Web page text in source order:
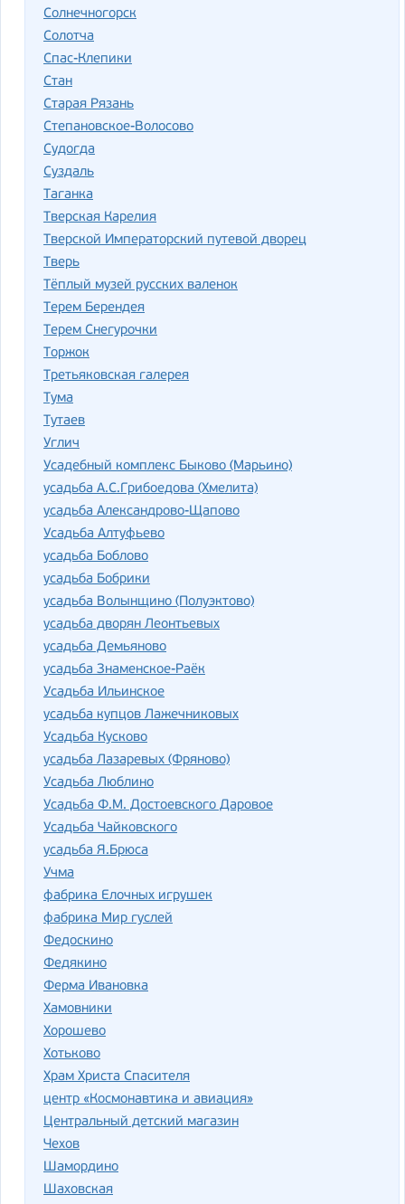
Солнечногорск
Солотча
Спас-Клепики
Стан
Старая Рязань
Степановское-Волосово
Судогда
Суздаль
Таганка
Тверская Карелия
Тверской Императорский путевой дворец
Тверь
Тёплый музей русских валенок
Терем Берендея
Терем Снегурочки
Торжок
Третьяковская галерея
Тума
Тутаев
Углич
Усадебный комплекс Быково (Марьино)
усадьба А.С.Грибоедова (Хмелита)
усадьба Александрово-Щапово
Усадьба Алтуфьево
усадьба Боблово
усадьба Бобрики
усадьба Волынщино (Полуэктово)
усадьба дворян Леонтьевых
усадьба Демьяново
усадьба Знаменское-Раёк
Усадьба Ильинское
усадьба купцов Лажечниковых
Усадьба Кусково
усадьба Лазаревых (Фряново)
Усадьба Люблино
Усадьба Ф.М. Достоевского Даровое
Усадьба Чайковского
усадьба Я.Брюса
Учма
фабрика Елочных игрушек
фабрика Мир гуслей
Федоскино
Федякино
Ферма Ивановка
Хамовники
Хорошево
Хотьково
Храм Христа Спасителя
центр «Космонавтика и авиация»
Центральный детский магазин
Чехов
Шамордино
Шаховская